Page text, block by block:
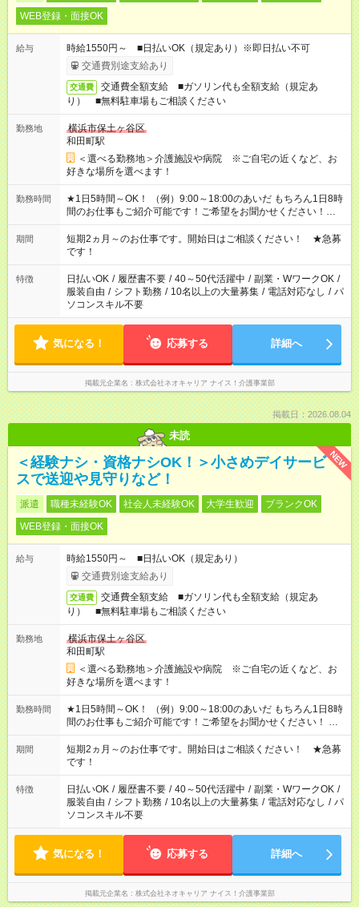
WEB登録・面接OK
給与
時給1550円～ ■日払いOK（規定あり）※即日払い不可
交通費別途支給あり
交通費
交通費全額支給 ■ガソリン代も全額支給（規定あ
り） ■無料駐車場もご相談ください
勤務地
横浜市保土ヶ谷区
和田町駅
＜選べる勤務地＞介護施設や病院 ※ご自宅の近くなど、お
好きな場所を選べます！
勤務時間
★1日5時間～OK！ （例）9:00～18:00のあいだ もちろん1日8時
間のお仕事もご紹介可能です！ご希望をお聞かせください！★家
庭の都合でお休みが必要な場合も遠慮なくご相談ください。 ※
週最低15時間以上の勤務が必要です
期間
短期2ヵ月～のお仕事です。開始日はご相談ください！ ★急募
です！
特徴 日払いOK / 履歴書不要 / 40～50代活躍中 / 副業・WワークOK /
服装自由 / シフト勤務 / 10名以上の大量募集 / 電話対応なし / パ
ソコンスキル不要
気になる！ 応募する 詳細へ
掲載元企業名 株式会社ネオキャリア ナイス！介護事業部
掲載日：2026.08.04
未読
NEW
＜経験ナシ・資格ナシOK！＞小さめデイサービ
スで送迎や見守りなど！
派遣 職種未経験OK 社会人未経験OK 大学生歓迎
ブランクOK
WEB登録・面接OK
給与
時給1550円～ ■日払いOK（規定あり）
交通費別途支給あり
交通費
交通費全額支給 ■ガソリン代も全額支給（規定あ
り） ■無料駐車場もご相談ください
勤務地
横浜市保土ヶ谷区
和田町駅
＜選べる勤務地＞介護施設や病院 ※ご自宅の近くなど、お
好きな場所を選べます！
勤務時間
★1日5時間～OK！ （例）9:00～18:00のあいだ もちろん1日8時
間のお仕事もご紹介可能です！ご希望をお聞かせください！ ★
家庭の都合でお休みが必要な場合も遠慮なくご相談ください。
※週最低15時間以上の勤務が必要です
期間
短期2ヵ月～のお仕事です。開始日はご相談ください！ ★急募
です！
特徴 日払いOK / 履歴書不要 / 40～50代活躍中 / 副業・WワークOK /
服装自由 / シフト勤務 / 10名以上の大量募集 / 電話対応なし / パ
ソコンスキル不要
気になる！ 応募する 詳細へ
掲載元企業名 株式会社ネオキャリア ナイス！介護事業部